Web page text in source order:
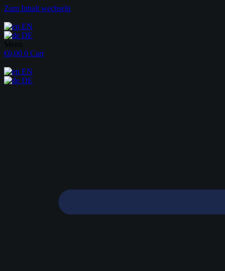
Zum Inhalt wechseln
EN
DE
Menü
€0,00 0 Cart
EN
DE